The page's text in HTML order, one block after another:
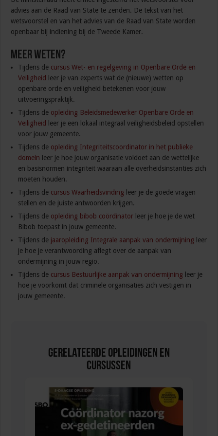
advies aan de Raad van State te zenden. De tekst van het
wetsvoorstel en van het advies van de Raad van State worden
openbaar bij indiening bij de Tweede Kamer.
Meer weten?
Tijdens de cursus Wet- en regelgeving in Openbare Orde en
Veiligheid
leer je van experts wat de (nieuwe) wetten op
openbare orde en veiligheid betekenen voor jouw
uitvoeringspraktijk.
Tijdens de opleiding Beleidsmedewerker Openbare Orde en
Veiligheid
leer je een lokaal integraal veiligheidsbeleid opstellen
voor jouw gemeente.
Tijdens de opleiding Integriteitscoordinator in het publieke
domein leer je hoe jouw organisatie voldoet aan de wettelijke
en basisnormen integriteit waaraan alle overheidsinstanties zich
moeten houden.
Tijdens de cursus Waarheidsvinding leer je de goede vragen
stellen en de juiste antwoorden krijgen.
Tijdens de opleiding bibob coördinator leer je hoe je de wet
Bibob toepast in jouw gemeente.
Tijdens de jaaropleiding Integrale aanpak van ondermijning leer
je hoe je verantwoording aflegt over de aanpak van
ondermijning in jouw regio.
Tijdens de cursus Bestuurlijke aanpak van ondermijning leer je
hoe je voorkomt dat criminele organisaties zich vestigen in
jouw gemeente.
Gerelateerde Opleidingen en
Cursussen